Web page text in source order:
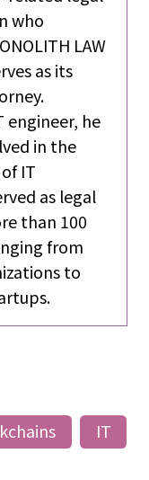
who
LAW
as its
engineer, he
in the
IT
as legal
than 100
from
to
IT